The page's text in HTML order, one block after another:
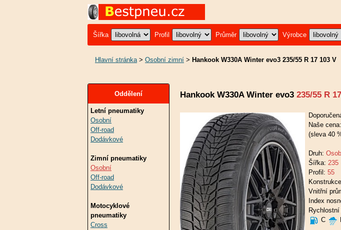
Šířka Profil Průměr Výrobce
Hlavní stránka> Osobní zimní > Hankook W330A Winter evo3 235/55 R 17 103 V
Oddělení
Letní pneumatiky
Osobní
Off-road
Dodávkové
Zimní pneumatiky
Osobní
Off-road
Dodávkové
Motocyklové
pneumatiky
Cross
Hankook W330A Winter evo3 235/55 R
Naše cena:
(sleva 40
Druh:
Šířka: 235
Profil: 55
Vnitřní
Index
Rychlostní
C